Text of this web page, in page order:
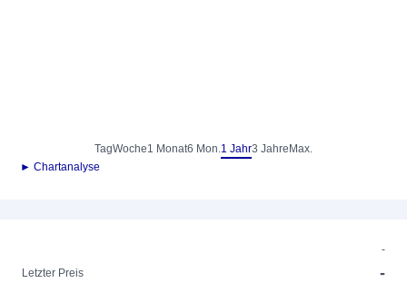
TagWoche1 Monat6 Mon.1 Jahr3 Jahre Max.
► Chartanalyse
-
Letzter Preis
-